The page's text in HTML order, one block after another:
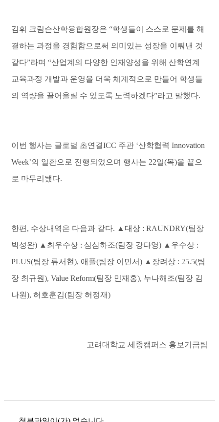
김휘 크림슨산학융합원장은 “학생들이 스스로 문제를 해
결하는 과정을 경험함으로써 의미있는 성장을 이뤄낸 것
같다”라며 “산업계의 다양한 인재양성을 위해 산학연계
교육과정 개발과 운영을 더욱 체계적으로 만들어 학생들
의 역량을 끌어올릴 수 있도록 노력하겠다”라고 말했다.
이번 행사는 글로벌 초연결ICC 주관 ‘산학협력 Innovation
Week’의 일환으로 진행되었으며 행사는 22일(목)을 끝으
로 마무리됐다.
한편 , 수상내역은 다음과 같다. ▲ 대상 : RAUNDRY(팀장
박성완) ▲ 최우수상 : 삼삼하조(팀장 강다영) ▲ 우수상 :
PLUS(팀장 류서현), 애플(팀장 이민서) ▲ 장려상 : 25.5(팀
장 최규원), Value Reform(팀장 민재홍), 누나해조(팀장 김
나원), 허호훈김(팀장 허정재)
고려대학교 세종캠퍼스 홍보기금팀